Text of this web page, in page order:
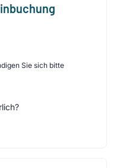
Sie sich bitte